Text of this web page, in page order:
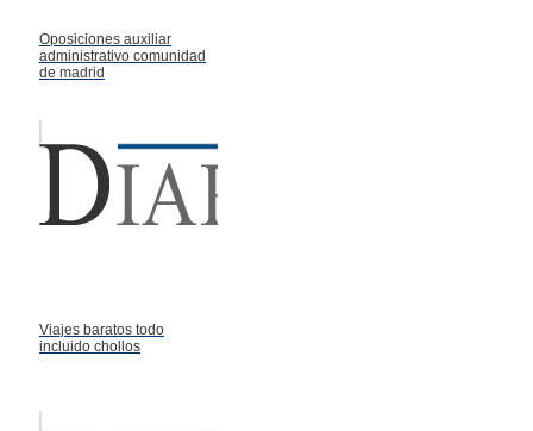
Oposiciones auxiliar
administrativo comunidad
de madrid
Viajes baratos todo
incluido chollos